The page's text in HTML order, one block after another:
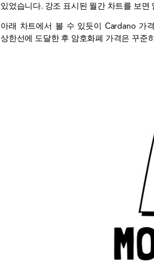
있었습니다. 강조 표시된 월간 차트를 보
아래 차트에서 볼 수 있듯이 Cardano 가
상한선에 도달한 후 암호화폐 가격은 꾸준